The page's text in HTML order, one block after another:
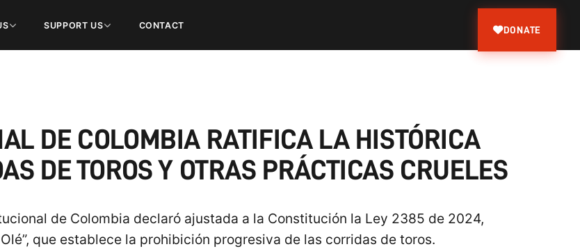
SUPPORT US CONTACT DONATE
DE COLOMBIA RATIFICA LA HISTÓRICA
DE TOROS Y OTRAS PRÁCTICAS CRUELES
de Colombia declaró ajustada a la Constitución la Ley 2385 de 2024,
que establece la prohibición progresiva de las corridas de toros.